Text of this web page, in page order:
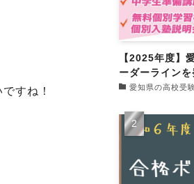
すね！
【2025年度】
ーダーラインを
愛知県の高校受